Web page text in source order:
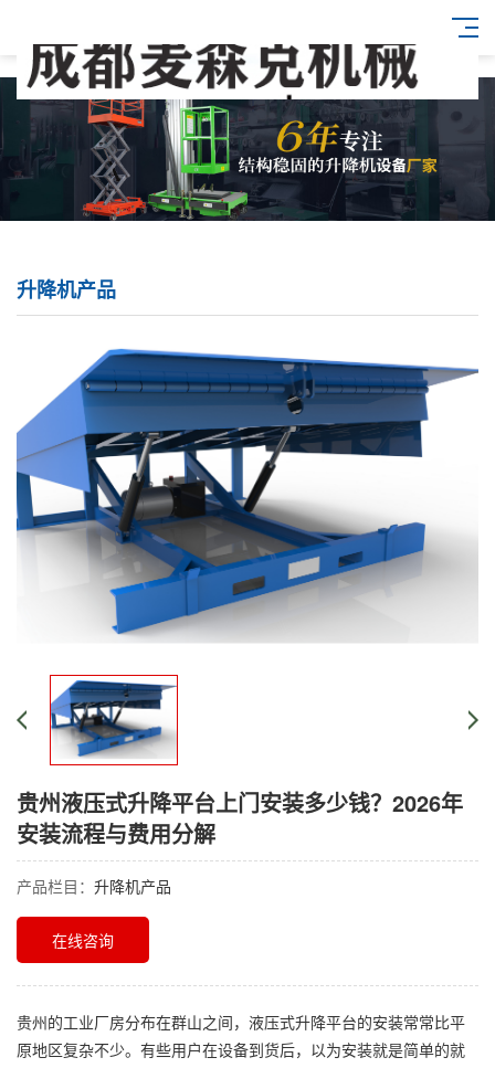
升降机产品
贵州液压式升降平台上门安装多少钱？2026年
安装流程与费用分解
产品栏目： 升降机产品
在线咨询
贵州的工业厂房分布在群山之间，液压式升降平台的安装常常比平
原地区复杂不少。有些用户在设备到货后，以为安装就是简单的就